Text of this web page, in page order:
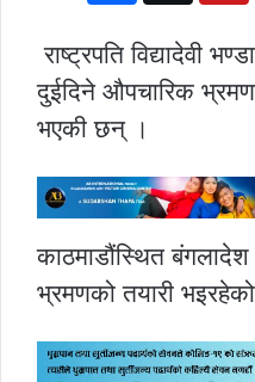
राष्ट्रपति विद्यादेवी
दुईदिने औपचारिक
भएकी छन् ।
काठमाडौंस्थित
भ्रमणको तयारी